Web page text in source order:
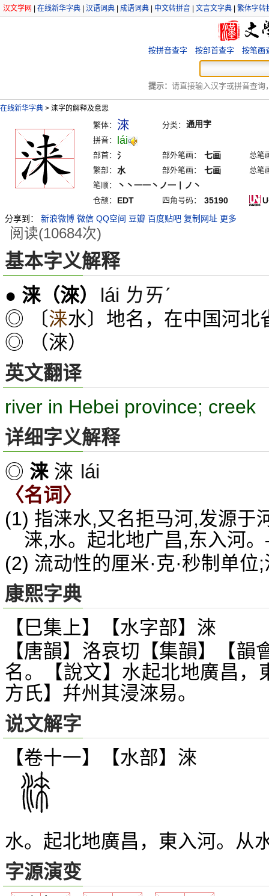
汉文学网 在线新华字典 汉语词典 成语词典 中文转拼音 文言文字典 繁体字转
按拼音查字 按部首查字 按笔画
提示： 请直接输入汉字或拼音查询
在线新华字典 > 涞字的解释及意思
繁体： 淶 分类： 通用字
拼音： lái
部首： 氵 部外笔画： 七画
总笔
繁部：
水 部外笔画： 七画
总笔
笔顺：
丶丶一一丶ノ一丨ノ丶
仓颉： EDT 四角号码： 35190
分享到：
新浪微博 微信 QQ空间 豆瓣 百度贴吧 复制网址 更多
阅读(10684次)
基本字义解释
● 涞 （淶） lái ㄌㄞˊ
◎ 〔涞水〕地名，在中国河北
◎ （淶）
英文翻译
river in Hebei province; creek
详细字义解释
◎ 涞 淶 lái
〈名词〉
(1) 指涞水,又名拒马河,发源于
涞,水。起北地广昌,东入河
(2) 流动性的厘米·克·秒制单
康熙字典
【巳集上】【水字部】淶
【唐韻】洛哀切【集韻】【韻
名。【說文】水起北地廣昌，
方氏】幷州其浸淶易。
说文解字
【卷十一】【水部】 淶
水。起北地廣昌，東入河。从
字源演变